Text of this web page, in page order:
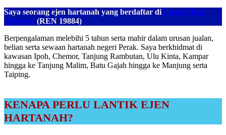
Saya seorang ejen hartanah yang berdaftar diLegacy Real
Property (REN 19884)
Berpengalaman melebihi 5 tahun serta mahir dalam urusan jualan,
belian serta sewaan hartanah negeri Perak. Saya berkhidmat di
kawasan Ipoh, Chemor, Tanjung Rambutan, Ulu Kinta, Kampar
hingga ke Tanjung Malim, Batu Gajah hingga ke Manjung serta
Taiping.
KENAPA PERLU LANTIK EJEN
HARTANAH?